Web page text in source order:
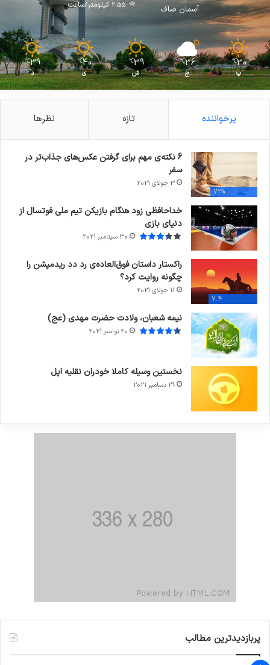
آسمان صاف 2.55 کیلومتر/ساعت
30
℃
پ
36
℃
ج
39
℃
ش
40
℃
ی
39
℃
د
پرخواننده تازه نظرها
71%
6 نکته‌ی مهم برای گرفتن عکس‌های جذاب‌تر در
سفر
3 جولای 2021
خداحافظی زود هنگام بازیکن تیم ملی فوتسال از
دنیای بازی
30 سپتامبر 2021
7.4
راکستار داستان فوق‌العاده‌ی رد دد ریدمپشن را
چگونه روایت کرد؟
11 جولای 2021
نیمه شعبان، ولادت حضرت مهدی (عج)
20 نوامبر 2021
نخستین وسیله کاملا خودران نقلیه اپل
29 دسامبر 2021
پربازدیدترین مطالب